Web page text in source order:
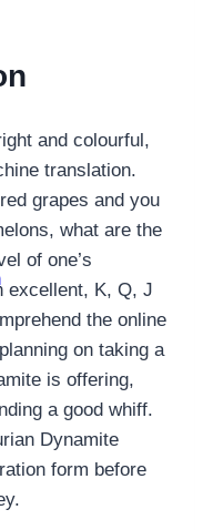
and colourful,
translation.
grapes and you
what are the
of one’s
excellent, K, Q, J
the online
on taking a
is offering,
a good whiff.
Dynamite
form before